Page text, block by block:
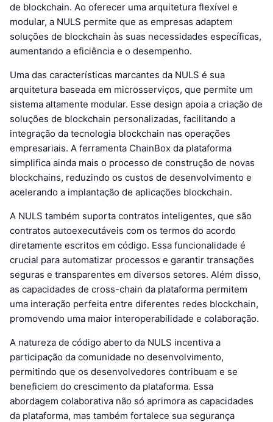
de blockchain. Ao oferecer uma arquitetura flexível e
modular, a NULS permite que as empresas adaptem
soluções de blockchain às suas necessidades específicas,
aumentando a eficiência e o desempenho.
Uma das características marcantes da NULS é sua
arquitetura baseada em microsserviços, que permite um
sistema altamente modular. Esse design apoia a criação de
soluções de blockchain personalizadas, facilitando a
integração da tecnologia blockchain nas operações
empresariais. A ferramenta ChainBox da plataforma
simplifica ainda mais o processo de construção de novas
blockchains, reduzindo os custos de desenvolvimento e
acelerando a implantação de aplicações blockchain.
A NULS também suporta contratos inteligentes, que são
contratos autoexecutáveis com os termos do acordo
diretamente escritos em código. Essa funcionalidade é
crucial para automatizar processos e garantir transações
seguras e transparentes em diversos setores. Além disso,
as capacidades de cross-chain da plataforma permitem
uma interação perfeita entre diferentes redes blockchain,
promovendo uma maior interoperabilidade e colaboração.
A natureza de código aberto da NULS incentiva a
participação da comunidade no desenvolvimento,
permitindo que os desenvolvedores contribuam e se
beneficiem do crescimento da plataforma. Essa
abordagem colaborativa não só aprimora as capacidades
da plataforma, mas também fortalece sua segurança